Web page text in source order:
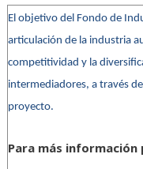
El objetivo del Fondo de
articulación de la industria
competitividad y la
intermediadores, a través
proyecto.
Para más información